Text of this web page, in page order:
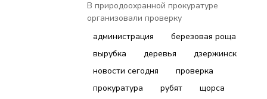
В природоохранной прокуратуре
организовали проверку
администрация
березовая роща
вырубка
деревья
дзержинск
новости сегодня
проверка
прокуратура
рубят щорса